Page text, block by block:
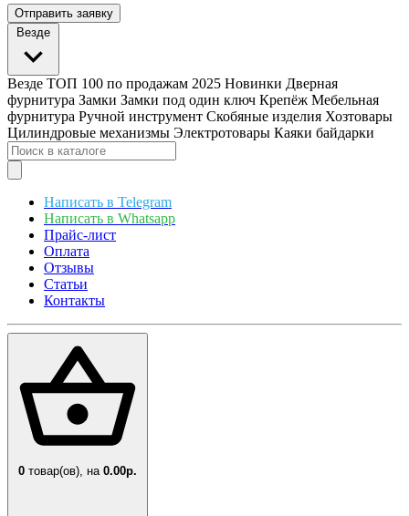
Отправить заявку
Везде
Везде ТОП 100 по продажам 2025 Новинки Дверная
фурнитура Замки Замки под один ключ Крепёж Мебельная
фурнитура Ручной инструмент Скобяные изделия Хозтовары
Цилиндровые механизмы Электротовары Каяки байдарки
Написать в Telegram
Написать в Whatsapp
Прайс-лист
Оплата
Отзывы
Статьи
Контакты
0 товар(ов), на 0.00р.